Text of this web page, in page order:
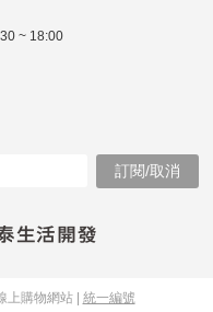
~ 18:00
上購物網站 | 統一編號